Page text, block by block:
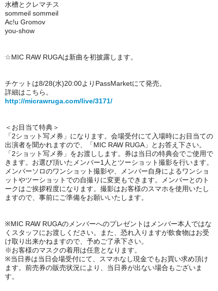
水槽とクレマチス
sommeil sommeil
Ac!u Gromov
you-show
☆MIC RAW RUGAは新曲を初披露します。
チケットは8/28(水)20:00よりPassMarketにて発売。
詳細はこちら。
http://micrawruga.com/live/3171/
＜お目当て特典＞
「2ショット写メ券」になります。会場受付にて入場時にお目当ての
出演者を聞かれますので、「MIC RAW RUGA」とお答え下さい。
「2ショット写メ券」をお渡しします。券は当日の特典会でご使用で
きます。お選び頂いたメンバー1人とツーショット撮影を行います。
メンバーソロのワンショット撮影や、メンバー自身によるワンショ
ットやツーショットでの自撮りに変更もできます。メンバーとのト
ークはご挨拶程度になります。撮影はお客様のスマホを使用いたし
ますので、事前にご準備をお願いいたします。
※MIC RAW RUGAのメンバーへのプレゼントはメンバー本人ではな
くスタッフにお渡しください。また、恐れ入りますが飲食物はお受
け取り出来かねますので、予めご了承下さい。
※お客様のマスクの着用は任意となります。
※当日券は当日会場受付にて、スマホなし現金でもお買い求め頂け
ます。前売券の販売状況により、当日券が出ない場合もございま
す。